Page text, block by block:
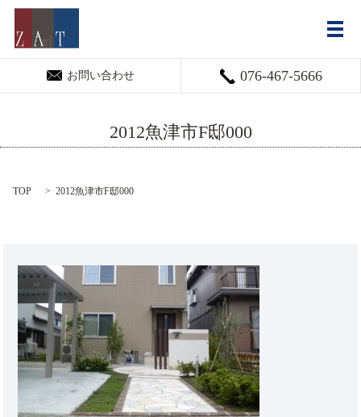
お問い合わせ 076-467-5666
メ
2012魚津市F邸000
TOP 2012魚津市F邸000